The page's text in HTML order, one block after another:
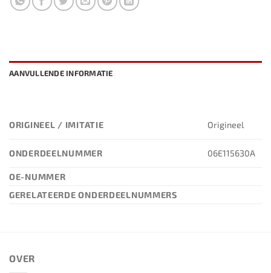
AANVULLENDE INFORMATIE
ORIGINEEL / IMITATIE Origineel
ONDERDEELNUMMER 06E115630A
OE-NUMMER
GERELATEERDE ONDERDEELNUMMERS
OVER